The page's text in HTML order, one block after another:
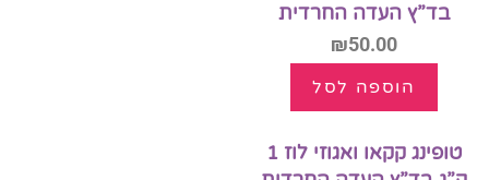
בד”ץ העדה החרדית
₪50.00
הוספה לסל
טופינג קקאו ואגוזי לוז 1